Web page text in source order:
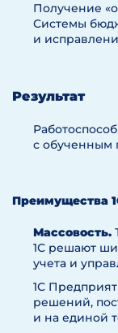
Получение
Системы
и
Результат
с обученным
Преимущества
Массовость.
1С решают
учета и
1С
решений,
и на единой